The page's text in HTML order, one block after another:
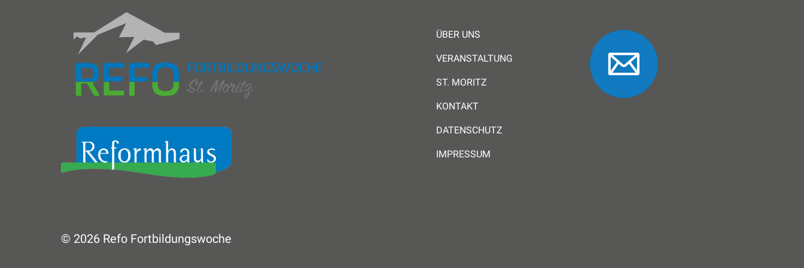
© 2026 Refo Fortbildungswoche
ÜBER UNS
VERANSTALTUNG
ST. MORITZ
KONTAKT
DATENSCHUTZ
IMPRESSUM